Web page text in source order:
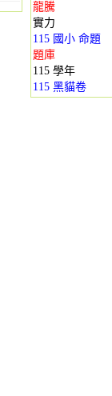
龍騰
實力
115 國小 命題
題庫
115 學年
115 黑貓卷